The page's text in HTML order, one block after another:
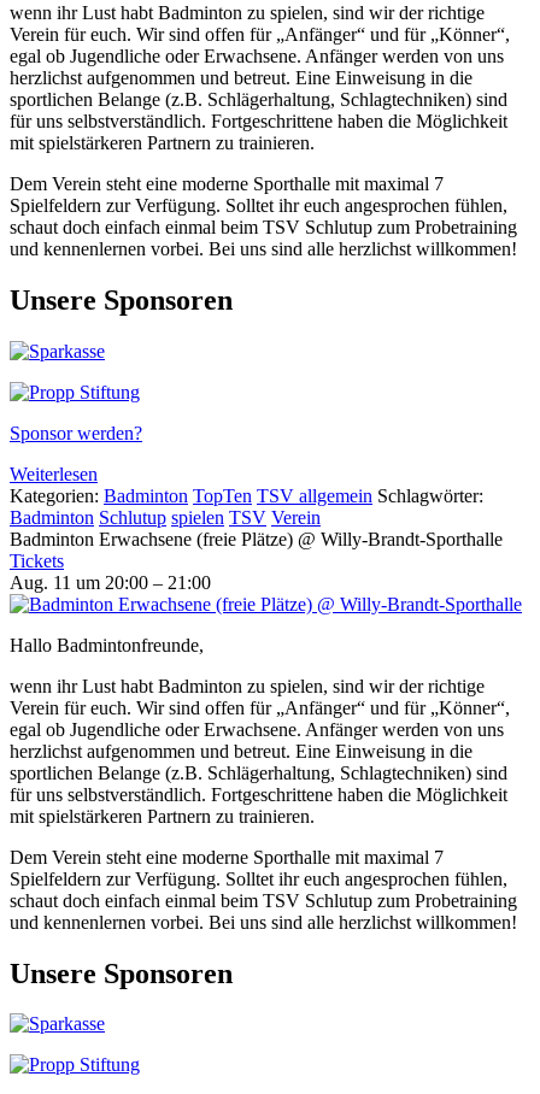
wenn ihr Lust habt Badminton zu spielen, sind wir der richtige
Verein für euch. Wir sind offen für „Anfänger“ und für „Könner“,
egal ob Jugendliche oder Erwachsene. Anfänger werden von uns
herzlichst aufgenommen und betreut. Eine Einweisung in die
sportlichen Belange (z.B. Schlägerhaltung, Schlagtechniken) sind
für uns selbstverständlich. Fortgeschrittene haben die Möglichkeit
mit spielstärkeren Partnern zu trainieren.
Dem Verein steht eine moderne Sporthalle mit maximal 7
Spielfeldern zur Verfügung. Solltet ihr euch angesprochen fühlen,
schaut doch einfach einmal beim TSV Schlutup zum Probetraining
und kennenlernen vorbei. Bei uns sind alle herzlichst willkommen!
Unsere Sponsoren
Sponsor werden?
Weiterlesen
Kategorien: Badminton TopTen TSV allgemein Schlagwörter:
Badminton Schlutup spielen TSV Verein
Badminton Erwachsene (freie Plätze) @ Willy-Brandt-Sporthalle
Tickets
Aug. 11 um 20:00 – 21:00
Hallo Badmintonfreunde,
wenn ihr Lust habt Badminton zu spielen, sind wir der richtige
Verein für euch. Wir sind offen für „Anfänger“ und für „Könner“,
egal ob Jugendliche oder Erwachsene. Anfänger werden von uns
herzlichst aufgenommen und betreut. Eine Einweisung in die
sportlichen Belange (z.B. Schlägerhaltung, Schlagtechniken) sind
für uns selbstverständlich. Fortgeschrittene haben die Möglichkeit
mit spielstärkeren Partnern zu trainieren.
Dem Verein steht eine moderne Sporthalle mit maximal 7
Spielfeldern zur Verfügung. Solltet ihr euch angesprochen fühlen,
schaut doch einfach einmal beim TSV Schlutup zum Probetraining
und kennenlernen vorbei. Bei uns sind alle herzlichst willkommen!
Unsere Sponsoren